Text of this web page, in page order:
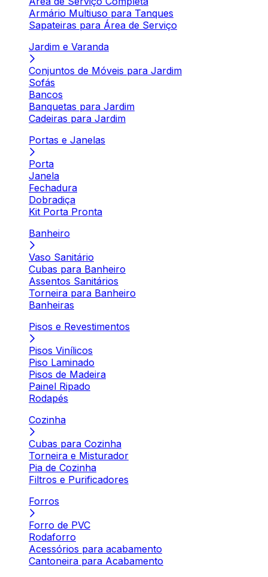
Armário Multiuso para Tanques
Sapateiras para Área de Serviço
Jardim e Varanda
Conjuntos de Móveis para Jardim
Sofás
Bancos
Banquetas para Jardim
Cadeiras para Jardim
Portas e Janelas
Porta
Janela
Fechadura
Dobradiça
Kit Porta Pronta
Banheiro
Vaso Sanitário
Cubas para Banheiro
Assentos Sanitários
Torneira para Banheiro
Banheiras
Pisos e Revestimentos
Pisos Vinílicos
Piso Laminado
Pisos de Madeira
Painel Ripado
Rodapés
Cozinha
Cubas para Cozinha
Torneira e Misturador
Pia de Cozinha
Filtros e Purificadores
Forros
Forro de PVC
Rodaforro
Acessórios para acabamento
Cantoneira para Acabamento